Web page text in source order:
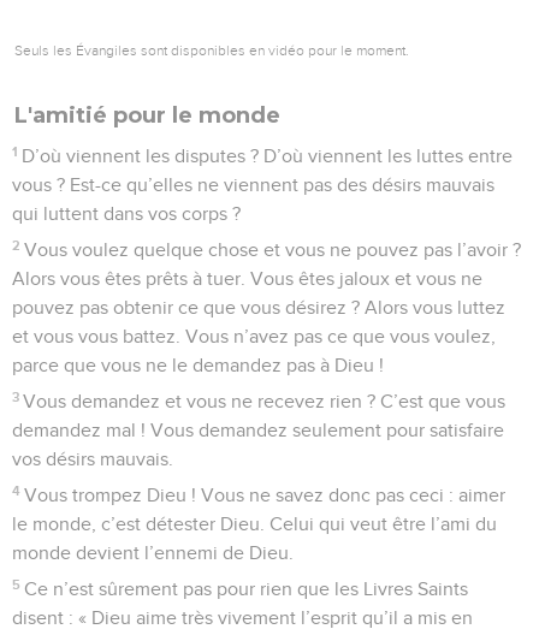
Seuls les Évangiles sont disponibles en vidéo pour le moment.
L'amitié pour le monde
1 D’où viennent les disputes ? D’où viennent les luttes entre
vous ? Est-ce qu’elles ne viennent pas des désirs mauvais
qui luttent dans vos corps ?
2 Vous voulez quelque chose et vous ne pouvez pas l’avoir ?
Alors vous êtes prêts à tuer. Vous êtes jaloux et vous ne
pouvez pas obtenir ce que vous désirez ? Alors vous luttez
et vous vous battez. Vous n’avez pas ce que vous voulez,
parce que vous ne le demandez pas à Dieu !
3 Vous demandez et vous ne recevez rien ? C’est que vous
demandez mal ! Vous demandez seulement pour satisfaire
vos désirs mauvais.
4 Vous trompez Dieu ! Vous ne savez donc pas ceci : aimer
le monde, c’est détester Dieu. Celui qui veut être l’ami du
monde devient l’ennemi de Dieu.
5 Ce n’est sûrement pas pour rien que les Livres Saints
disent : « Dieu aime très vivement l’esprit qu’il a mis en